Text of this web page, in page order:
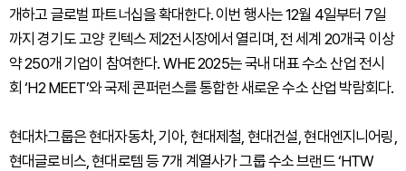
개하고 글로벌 파트너십을 확대한다. 이번 행사는 12월 4일부터 7일
까지 경기도 고양 킨텍스 제2전시장에서 열리며, 전 세계 20개국 이상
약 250개 기업이 참여한다. WHE 2025는 국내 대표 수소 산업 전시
회 ‘H2 MEET’와 국제 콘퍼런스를 통합한 새로운 수소 산업 박람회다.
현대차그룹은 현대자동차, 기아, 현대제철, 현대건설, 현대엔지니어링,
현대글로비스, 현대로템 등 7개 계열사가 그룹 수소 브랜드 ‘HTW